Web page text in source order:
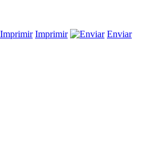
Imprimir Enviar